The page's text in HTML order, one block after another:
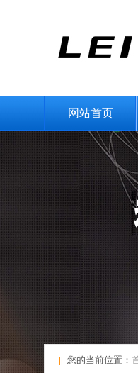
网站首页
|| 您的当前位置：